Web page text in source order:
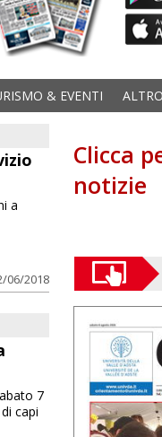
& EVENTI
06/2018
a
7
capi
Clicca
notizie